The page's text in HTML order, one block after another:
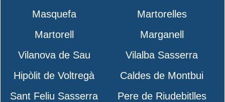
Masquefa
Martorelles
Martorell
Marganell
Vilanova de Sau
Vilalba Sasserra
Hipòlit de Voltregà
Caldes de Montbui
Sant Feliu Sasserra
Pere de Riudebitlles